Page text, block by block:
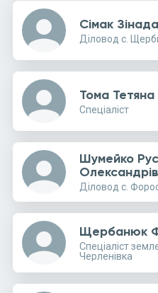
person Сімак
Діловод с.
person Тома Тетяна
Спеціаліст
person
Шумейко
Діловод с.
person Щербанюк
Спеціаліст
Черленівка